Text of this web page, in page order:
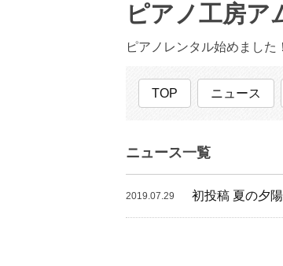
ピアノ工房ア
ピアノレンタル始めました
TOP ニュース
ニュース一覧
2019.07.29 初投稿 夏の夕陽